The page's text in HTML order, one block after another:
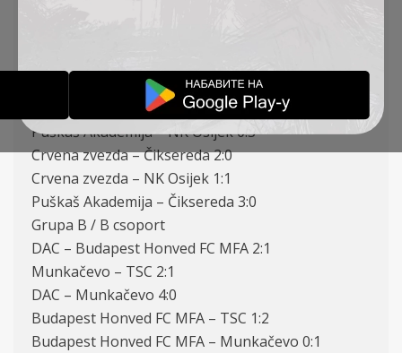
Puškaš Akademija – Crvena zvezda 2:1
NK Osijek – Čiksereda 4:0
Puškaš Akademija – NK Osijek 0:3
Crvena zvezda – Čiksereda 2:0
Crvena zvezda – NK Osijek 1:1
Puškaš Akademija – Čiksereda 3:0
Grupa B / B csoport
DAC – Budapest Honved FC MFA 2:1
Munkačevo – TSC 2:1
DAC – Munkačevo 4:0
Budapest Honved FC MFA – TSC 1:2
Budapest Honved FC MFA – Munkačevo 0:1